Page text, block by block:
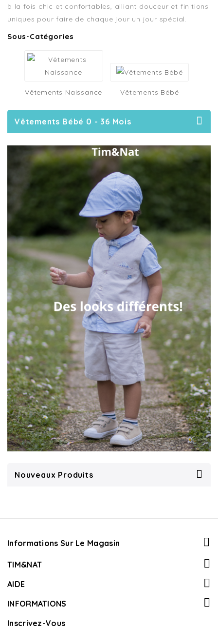
à la fois chic et confortables, alliant douceur et finitions
uniques pour faire de chaque jour un jour spécial.
Sous-Catégories
Vêtements Naissance Vêtements Bébé
Vêtements Bébé 0 - 36 Mois
Nouveaux Produits
Informations Sur Le Magasin
TIM&NAT
AIDE
INFORMATIONS
Inscrivez-Vous